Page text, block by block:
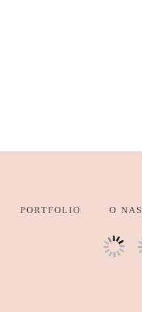
PORTFOLIO O NAS